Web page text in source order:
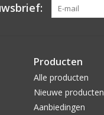
Producten
Alle producten
Nieuwe producten
Aanbiedingen